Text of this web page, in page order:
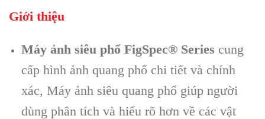
Giới thiệu
Máy ảnh siêu phổ FigSpec® Series cung
cấp hình ảnh quang phổ chi tiết và chính
xác, Máy ảnh siêu quang phổ giúp người
dùng phân tích và hiểu rõ hơn về các vật